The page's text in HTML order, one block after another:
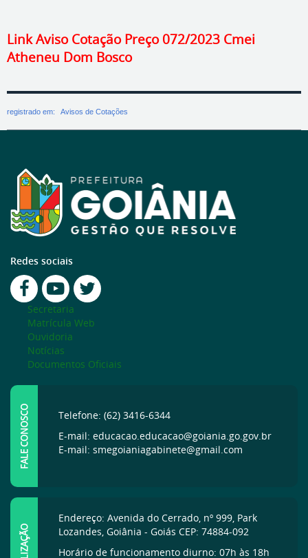
Link Aviso Cotação Preço 072/2023 Cmei
Atheneu Dom Bosco
registrado em: Avisos de Cotações
Redes sociais
Secretaria
Matrícula Web
Ouvidoria
Notícias
Documentos Oficiais
FALE CONOSCO
Telefone: (62) 3416-6344
E-mail: educacao.educacao@goiania.go.gov.br
E-mail: smegoianiagabinete@gmail.com
Endereço: Avenida do Cerrado, nº 999, Park
Lozandes, Goiânia - Goiás CEP: 74884-092
Horário de funcionamento diurno: 07h às 18h